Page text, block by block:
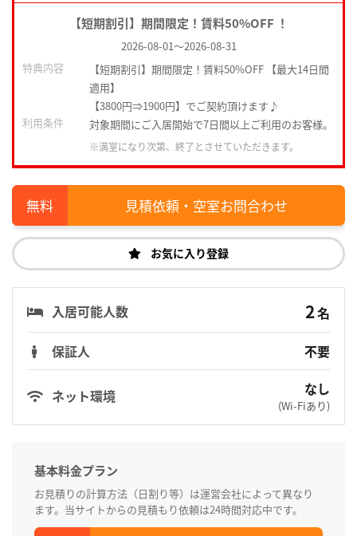
【短期割引】期間限定！賃料50%OFF ！
2026-08-01～2026-08-31
特典内容
【短期割引】期間限定！賃料50%OFF 【最大14日間
適用】
【3800円⇒1900円】でご契約頂けます♪
利用条件
対象期間にご入居開始で7日間以上ご利用のお客様。
※満室になり次第、終了とさせていただきます。
見積依頼・空室お問合わせ
お気に入り登録
入居可能人数 2名
保証人
不要
ネット環境 なし
(Wi-Fiあり)
基本料金プラン
お見積りの計算方法（日割り等）は運営会社によって異なり
ます。当サイトからの見積もり依頼は24時間対応中です。